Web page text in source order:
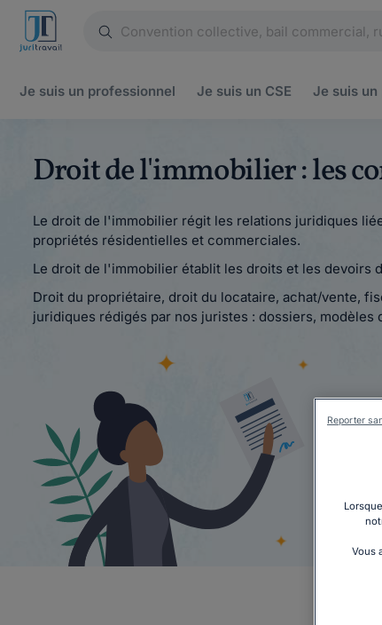
Je suis un professionnel Je suis un CSE Je suis un
Droit de l'immobilier : les
Le droit de l'immobilier régit les relations juridiques
propriétés résidentielles et commerciales.
Le droit de l'immobilier établit les droits et les devoirs
Droit du propriétaire, droit du locataire, achat/vente,
juridiques rédigés par nos juristes : dossiers, modèles
Vous
Reporter